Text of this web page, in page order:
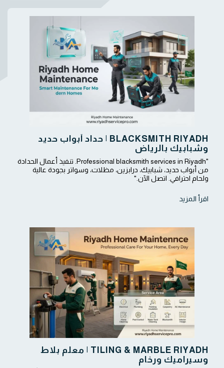
BLACKSMITH RIYADH | حداد أبواب حديد
وشبابيك بالرياض
"Professional blacksmith services in Riyadh. تنفيذ أعمال الحدادة
من أبواب حديد، شبابيك، درابزين، مظلات، وسواتر بجودة عالية
ولحام احترافي. اتصل الآن."
اقرأ المزيد
TILING & MARBLE RIYADH | معلم بلاط
وسيراميك ورخام